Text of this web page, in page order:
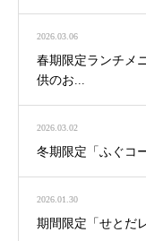
2026.03.06
春期限定ランチメ
供のお...
2026.03.02
冬期限定「ふぐコ
2026.01.30
期間限定「せとだ